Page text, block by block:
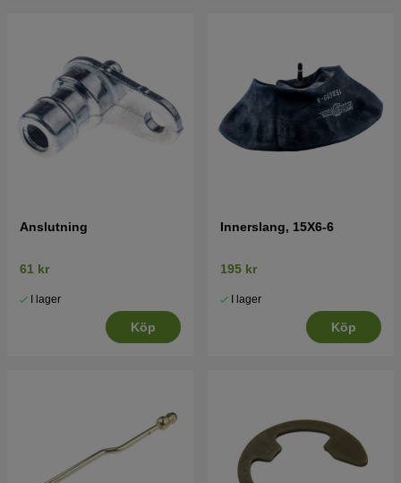
Tryck här för sprängskiss och reservdelslista till
McCulloch M125-97TC 2013-06 (96051011300)
Tryck här för sprängskiss och reservdelslista till
Anslutning
61 kr
I lager
Köp
Innerslang, 15X6-6
195 kr
I lager
Köp